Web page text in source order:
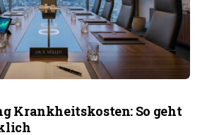
Krankheitskosten: So geht